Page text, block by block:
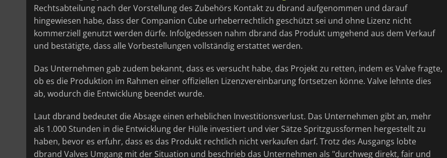
Rechtsabteilung nach der Vorstellung des Zubehörs Kontakt zu dbrand aufgenommen und darauf
hingewiesen habe, dass der Companion Cube urheberrechtlich geschützt sei und ohne Lizenz nicht
kommerziell genutzt werden dürfe. Infolgedessen nahm dbrand das Produkt umgehend aus dem Verkauf
und bestätigte, dass alle Vorbestellungen vollständig erstattet werden.
Das Unternehmen gab zudem bekannt, dass es versucht habe, das Projekt zu retten, indem es Valve fragte,
ob es die Produktion im Rahmen einer offiziellen Lizenzvereinbarung fortsetzen könne. Valve lehnte dies
ab, wodurch die Entwicklung beendet wurde.
Laut dbrand bedeutet die Absage einen erheblichen Investitionsverlust. Das Unternehmen gibt an, mehr
als 1.000 Stunden in die Entwicklung der Hülle investiert und vier Sätze Spritzgussformen hergestellt zu
haben, bevor es erfuhr, dass es das Produkt rechtlich nicht verkaufen darf. Trotz des Ausgangs lobte
dbrand Valves Umgang mit der Situation und beschrieb das Unternehmen als "durchweg direkt, fair und